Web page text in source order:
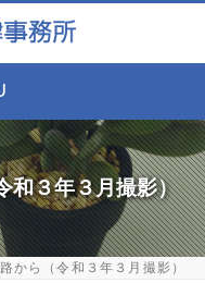
和３年３月撮影）
から（令和３年３月撮影）